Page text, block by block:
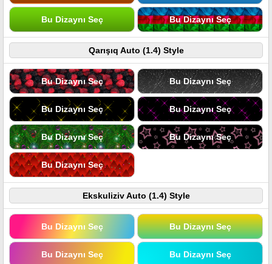
Bu Dizaynı Seç Bu Dizaynı Seç
Qarışıq Auto (1.4) Style
Bu Dizaynı Seç Bu Dizaynı Seç
Bu Dizaynı Seç Bu Dizaynı Seç
Bu Dizaynı Seç Bu Dizaynı Seç
Bu Dizaynı Seç
Ekskuliziv Auto (1.4) Style
Bu Dizaynı Seç Bu Dizaynı Seç
Bu Dizaynı Seç Bu Dizaynı Seç